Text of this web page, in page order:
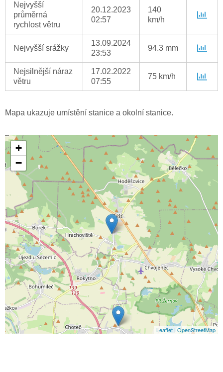
Nejvyšší
průměrná
rychlost větru
20.12.2023
02:57
140
km/h
Nejvyšší srážky
13.09.2024
23:53
94.3 mm
Nejsilnější náraz
větru
17.02.2022
07:55
75 km/h
Mapa ukazuje umístění stanice a okolní stanice.
+
−
Leaflet | OpenStreetMap